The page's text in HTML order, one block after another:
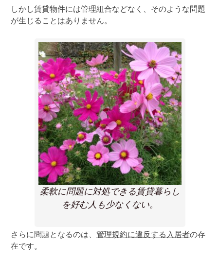
しかし賃貸物件には管理組合などなく、そのような問題
が生じることはありません。
柔軟に問題に対処できる賃貸暮らし
を好む人も少なくない。
さらに問題となるのは、 管理規約に違反する入居者の存
在です。